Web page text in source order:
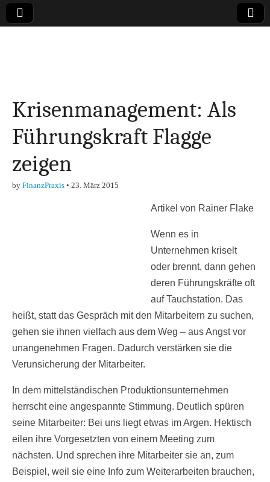
Finanzen,
Marketing-, Vertrieb-
& Investment-Tipps
Krisenmanagement: Als
Führungskraft Flagge
zeigen
by FinanzPraxis • 23. März 2015
Artikel von Rainer Flake
Wenn es in
Unternehmen kriselt
oder brennt, dann gehen
deren Führungskräfte oft
auf Tauchstation. Das
heißt, statt das Gespräch mit den Mitarbeitern zu suchen,
gehen sie ihnen vielfach aus dem Weg – aus Angst vor
unangenehmen Fragen. Dadurch verstärken sie die
Verunsicherung der Mitarbeiter.
In dem mittelständischen Produktionsunternehmen
herrscht eine angespannte Stimmung. Deutlich spüren
seine Mitarbeiter: Bei uns liegt etwas im Argen. Hektisch
eilen ihre Vorgesetzten von einem Meeting zum
nächsten. Und sprechen ihre Mitarbeiter sie an, zum
Beispiel, weil sie eine Info zum Weiterarbeiten brauchen,